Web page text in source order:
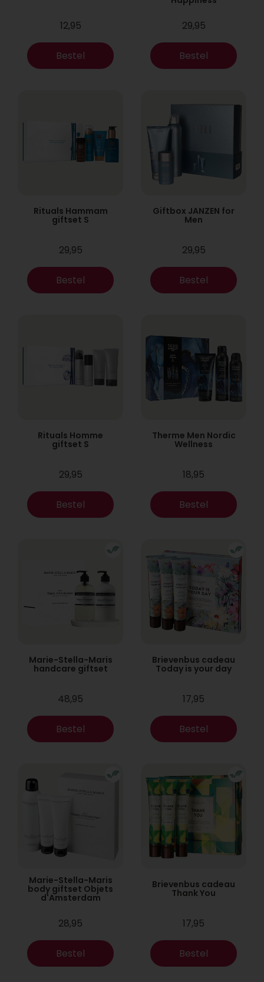
12,95
Bestel
29,95
Bestel
Rituals Hammam
giftset S
29,95
Bestel
Giftbox JANZEN for
Men
29,95
Bestel
Rituals Homme
giftset S
29,95
Bestel
Therme Men Nordic
Wellness
18,95
Bestel
Marie-Stella-Maris
handcare giftset
48,95
Bestel
Brievenbus cadeau
Today is your day
17,95
Bestel
Marie-Stella-Maris
body giftset Objets
d'Amsterdam
28,95
Bestel
Brievenbus cadeau
Thank You
17,95
Bestel